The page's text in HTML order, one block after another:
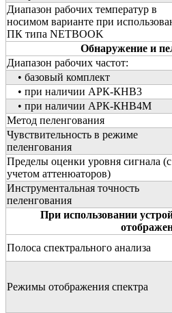
Диапазон рабочих температур в
носимом варианте при
ПК типа NETBOOK
Обнаружение и
Диапазон рабочих частот:
• базовый комплект
• при наличии АРК-КНВ3
• при наличии АРК-КНВ4М
Метод пеленгования
Чувствительность в режиме
пеленгования
Пределы оценки уровня сигнала (с
учетом аттенюаторов)
Инструментальная точность
пеленгования
При использовании
Полоса спектрального анализа
Режимы отображения спектра